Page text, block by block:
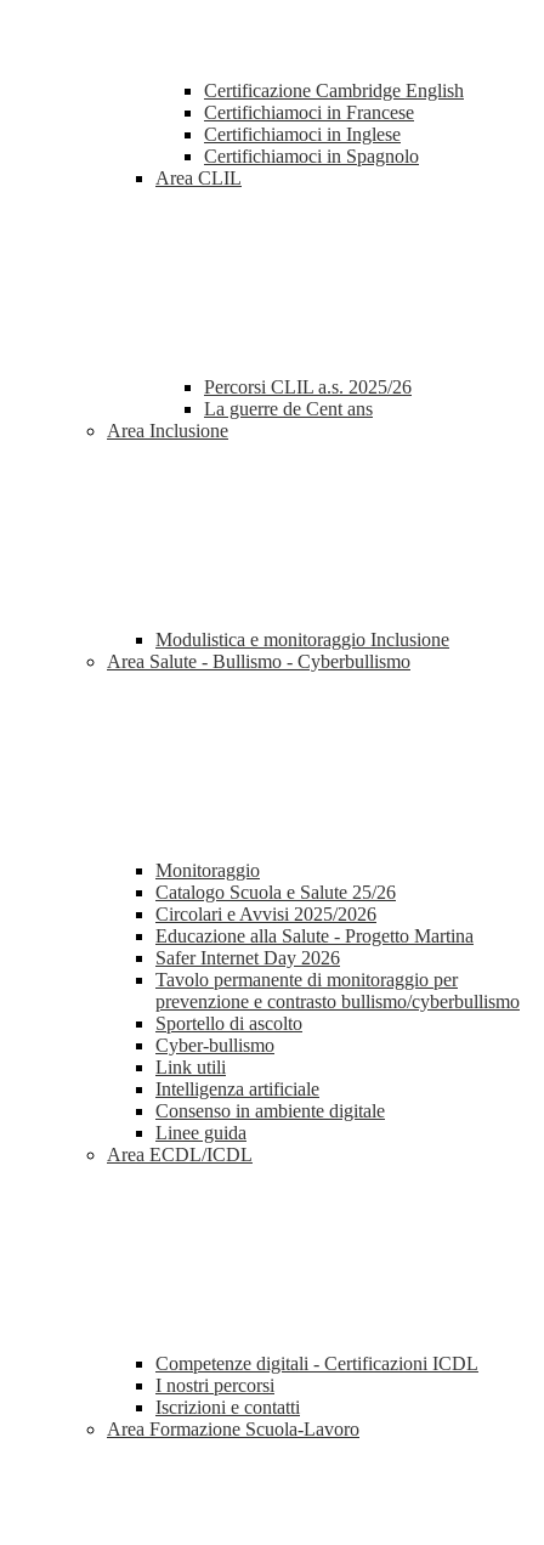
Certificazione Cambridge English
Certifichiamoci in Francese
Certifichiamoci in Inglese
Certifichiamoci in Spagnolo
Area CLIL
Percorsi CLIL a.s. 2025/26
La guerre de Cent ans
Area Inclusione
Modulistica e monitoraggio Inclusione
Area Salute - Bullismo - Cyberbullismo
Monitoraggio
Catalogo Scuola e Salute 25/26
Circolari e Avvisi 2025/2026
Educazione alla Salute - Progetto Martina
Safer Internet Day 2026
Tavolo permanente di monitoraggio per
prevenzione e contrasto bullismo/cyberbullismo
Sportello di ascolto
Cyber-bullismo
Link utili
Intelligenza artificiale
Consenso in ambiente digitale
Linee guida
Area ECDL/ICDL
Competenze digitali - Certificazioni ICDL
I nostri percorsi
Iscrizioni e contatti
Area Formazione Scuola-Lavoro